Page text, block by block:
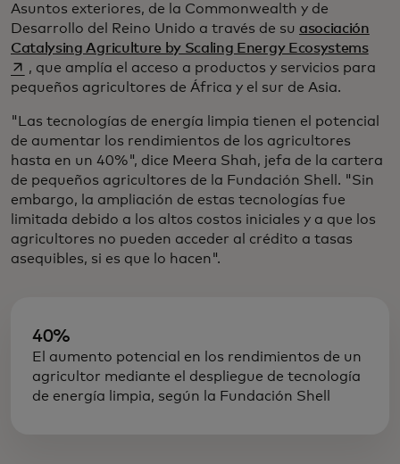
Asuntos exteriores, de la Commonwealth y de
Desarrollo del Reino Unido a través de su asociación
Catalysing Agriculture by Scaling Energy Ecosystemsse
, que amplía el acceso a productos y servicios para
pequeños agricultores de África y el sur de Asia.
"Las tecnologías de energía limpia tienen el potencial
de aumentar los rendimientos de los agricultores
hasta en un 40%", dice Meera Shah, jefa de la cartera
de pequeños agricultores de la Fundación Shell. "Sin
embargo, la ampliación de estas tecnologías fue
limitada debido a los altos costos iniciales y a que los
agricultores no pueden acceder al crédito a tasas
asequibles, si es que lo hacen".
40%
El aumento potencial en los rendimientos de un
agricultor mediante el despliegue de tecnología
de energía limpia, según la Fundación Shell